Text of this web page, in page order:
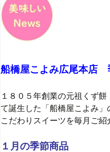
船橋屋こよみ広尾本店
１８０５年創業の元祖くず
て誕生した「船橋屋こよみ
こだわりスイーツを毎月ご紹
１月の季節商品